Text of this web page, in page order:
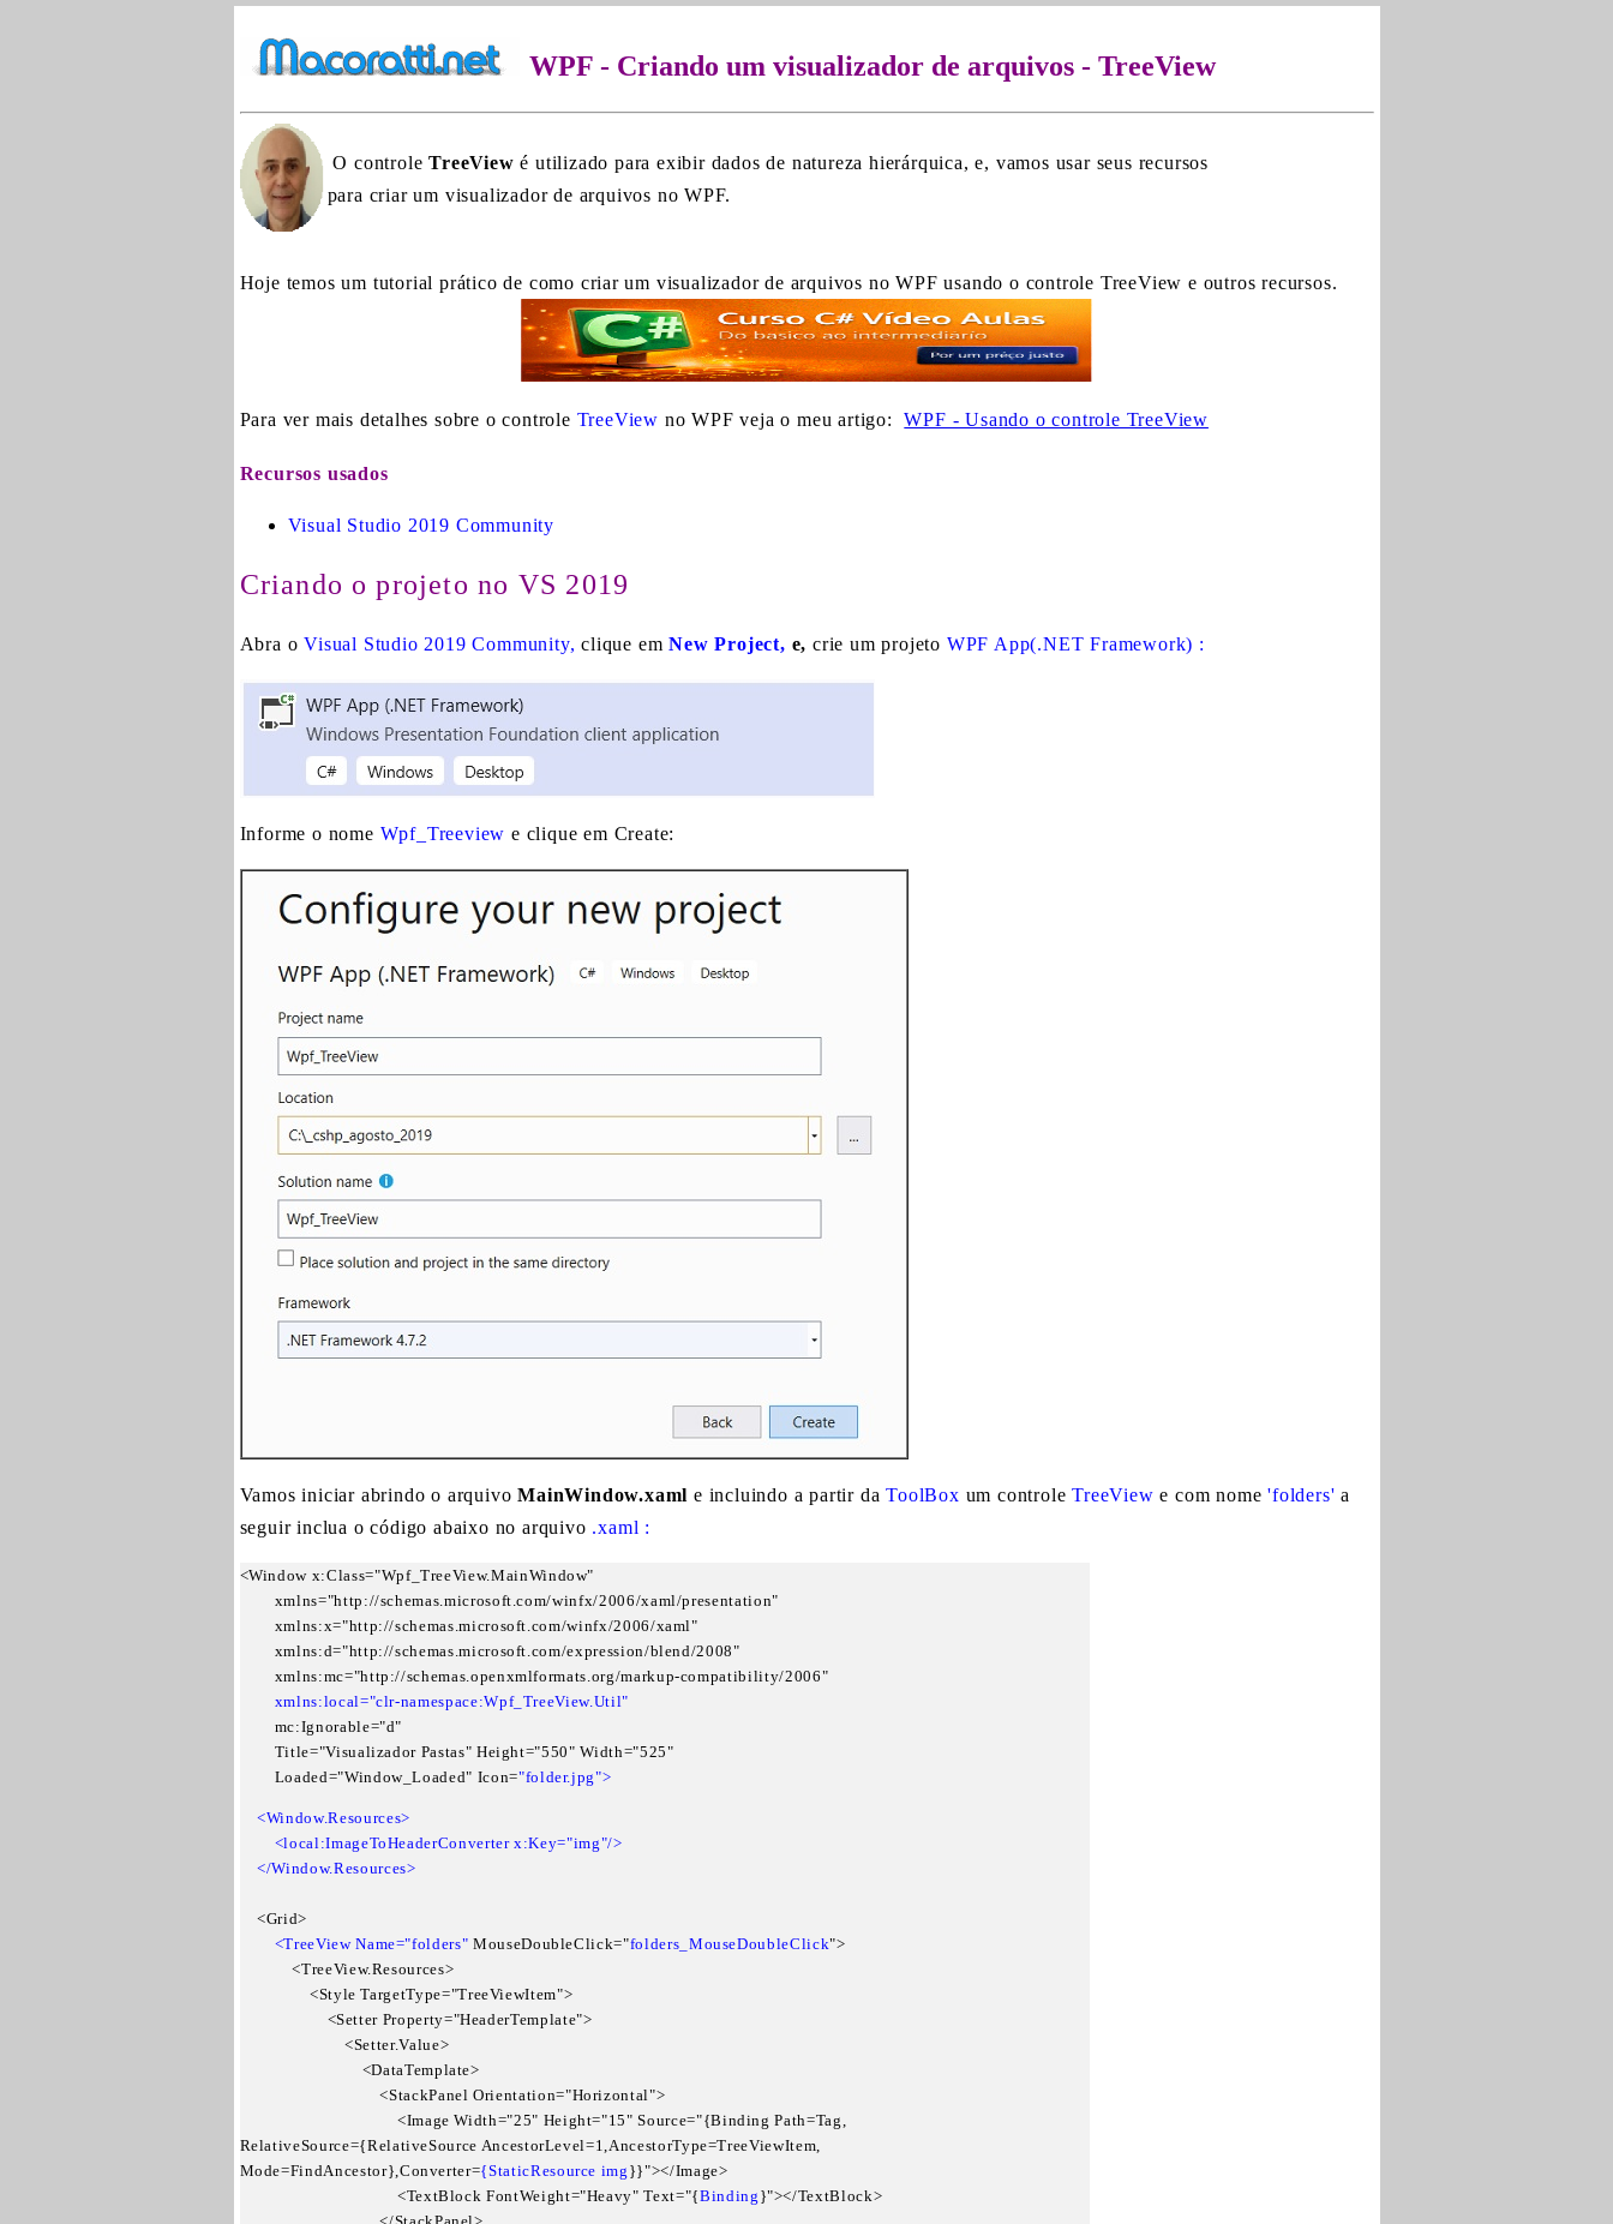
WPF - Criando um visualizador de arquivos - TreeView
O controleTreeView é utilizado para exibir dados de natureza hierárquica, e, vamos usar seus recursos
para criar um visualizador de arquivos no WPF.
Hoje temos um tutorial prático de como criar um visualizador de arquivos no WPF usando o controle TreeView e outros recursos.
Para ver mais detalhes sobre o controle TreeView no WPF veja o meu artigo:WPF - Usando o controle TreeView
Recursos usados
Visual Studio 2019 Community
Criando o projeto no VS 2019
Abra oVisual Studio 2019 Community,clique emNew Project, e, crie um projeto WPF App(.NET Framework) :
Informe o nome Wpf_Treeview e clique em Create:
Vamos iniciar abrindo o arquivoMainWindow.xaml e incluindo a partir daToolBox um controleTreeView e com nome'folders' a
seguir inclua o código abaixo no arquivo .xaml :
<Window x:Class="Wpf_TreeView.MainWindow"
        xmlns="http://schemas.microsoft.com/winfx/2006/xaml/presentation"
        xmlns:x="http://schemas.microsoft.com/winfx/2006/xaml"
        xmlns:d="http://schemas.microsoft.com/expression/blend/2008"
        xmlns:mc="http://schemas.openxmlformats.org/markup-compatibility/2006"
   xmlns:local="clr-namespace:Wpf_TreeView.Util"
        mc:Ignorable="d"
        Title="Visualizador Pastas" Height="550" Width="525"
        Loaded="Window_Loaded" Icon=
"folder.jpg">
<Window.Resources>
        <local:ImageToHeaderConverter x:Key="img"/>
    <Grid>
<TreeView Name="folders" MouseDoubleClick="folders_MouseDoubleClick">
            <TreeView.Resources>
                <Style TargetType="TreeViewItem">
                    <Setter Property="HeaderTemplate">
                        <Setter.Value>
                            <DataTemplate>
                                <StackPanel Orientation="Horizontal">
                                    <Image Width="25" Height="15" Source="{Binding Path=Tag,
RelativeSource={RelativeSource AncestorLevel=1,AncestorType=TreeViewItem,
Mode=FindAncestor},Converter={StaticResource img }}"></Image>
                                    <TextBlock FontWeight="Heavy" Text="{
Binding }"></TextBlock>